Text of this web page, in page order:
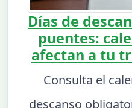
Días de
puentes:
afectan a tu
Consulta el
descanso